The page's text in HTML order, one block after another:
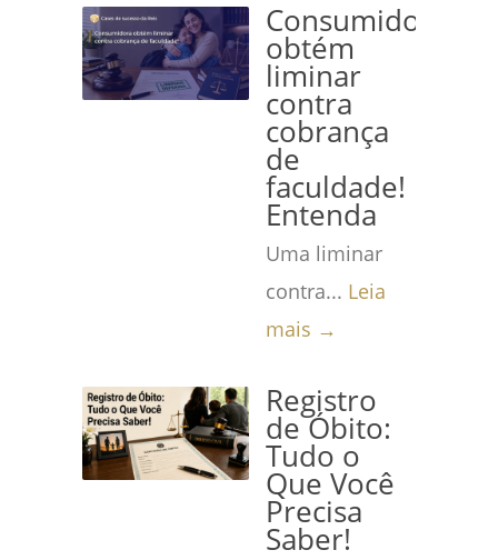
Consumidora
obtém
liminar
contra
cobrança
de
faculdade!
Entenda
Uma liminar
contra... Leia
mais →
Registro
de Óbito:
Tudo o
Que Você
Precisa
Saber!